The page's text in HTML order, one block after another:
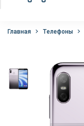
Главная Телефоны